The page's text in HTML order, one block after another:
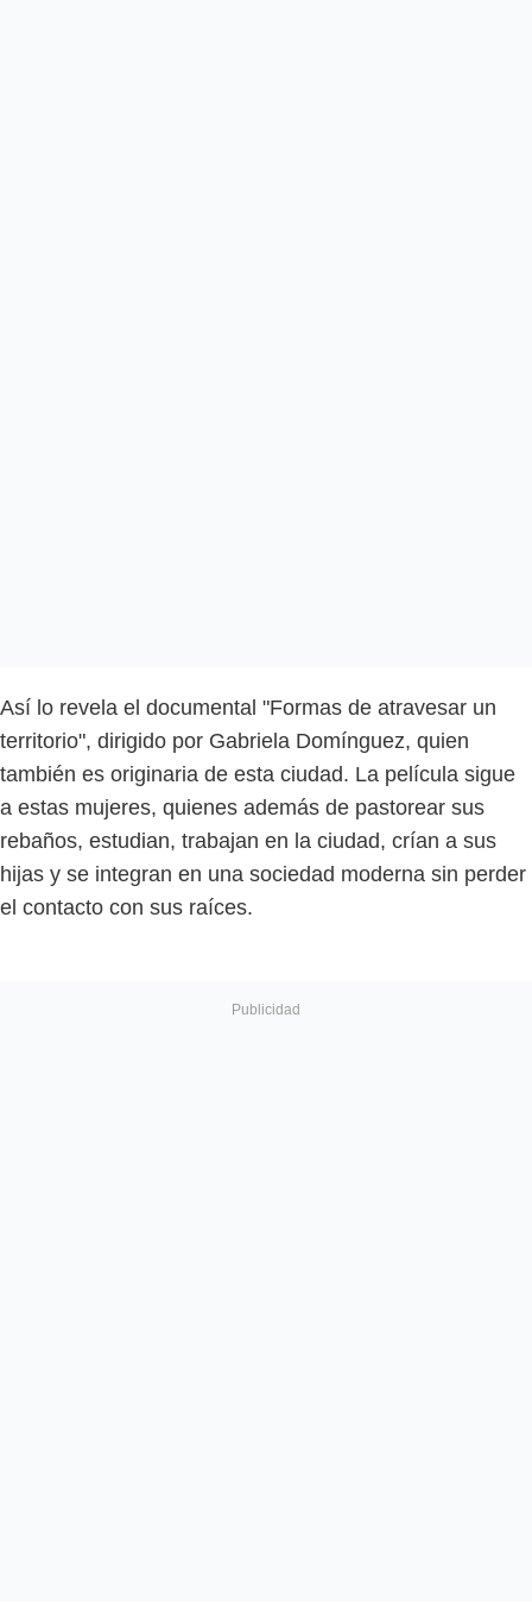
Así lo revela el documental "Formas de atravesar un
territorio", dirigido por Gabriela Domínguez, quien
también es originaria de esta ciudad. La película sigue
a estas mujeres, quienes además de pastorear sus
rebaños, estudian, trabajan en la ciudad, crían a sus
hijas y se integran en una sociedad moderna sin perder
el contacto con sus raíces.